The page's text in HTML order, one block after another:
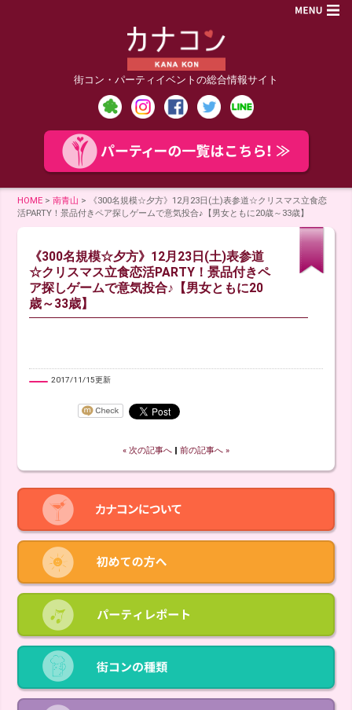
街コン・パーティイベントの総合情報サイト
HOME >南青山 >
《300名規模☆夕方》12月23日(土)表参道☆クリスマス立食恋
活PARTY！景品付きペア探しゲームで意気投合♪【男女ともに20歳～33歳】
《300名規模☆夕方》12月23日(土)表参道
☆クリスマス立食恋活PARTY！景品付きペ
ア探しゲームで意気投合♪【男女ともに20
歳～33歳】
2017/11/15更新
« 次の記事へ ‖ 前の記事へ »